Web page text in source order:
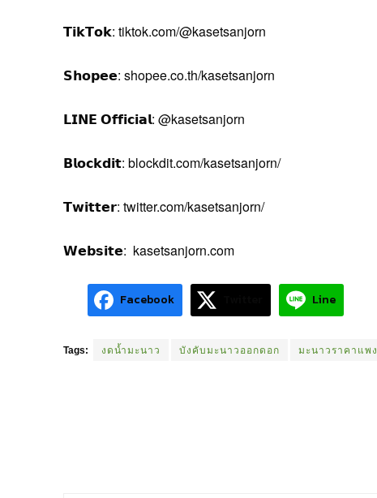
𝗧𝗶𝗸𝗧𝗼𝗸: tiktok.com/@kasetsanjorn
𝗦𝗵𝗼𝗽𝗲𝗲: shopee.co.th/kasetsanjorn
𝗟𝗜𝗡𝗘 𝗢𝗳𝗳𝗶𝗰𝗶𝗮𝗹: @kasetsanjorn
𝗕𝗹𝗼𝗰𝗸𝗱𝗶𝘁: blockdit.com/kasetsanjorn/
𝗧𝘄𝗶𝘁𝘁𝗲𝗿: twitter.com/kasetsanjorn/
𝗪𝗲𝗯𝘀𝗶𝘁𝗲: kasetsanjorn.com
Facebook Line
Tags: งดน้ำมะนาว บังคับมะนาวออกดอก มะนาวราคาแพง